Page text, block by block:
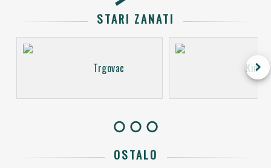
STARI ZANATI
Trgovac Kino
keyboard_arrow_right
OSTALO